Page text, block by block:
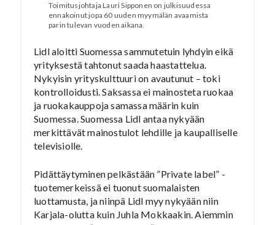
Toimitusjohtaja Lauri Sipponen on julkisuudessa
ennakoinut jopa 60 uuden myymälän avaamista
parin tulevan vuoden aikana.
Lidl aloitti Suomessa sammutetuin lyhdyin eikä
yrityksestä tahtonut saada haastattelua.
Nykyisin yrityskulttuuri on avautunut – toki
kontrolloidusti. Saksassa ei mainosteta ruokaa
ja ruokakauppoja samassa määrin kuin
Suomessa. Suomessa Lidl antaa nykyään
merkittävät mainostulot lehdille ja kaupalliselle
televisiolle.
Pidättäytyminen pelkästään ”Private label” -
tuotemerkeissä ei tuonut suomalaisten
luottamusta, ja niinpä Lidl myy nykyään niin
Karjala-olutta kuin Juhla Mokkaakin. Aiemmin